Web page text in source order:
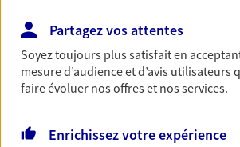
Violaine Delaigue
Partagez vos attentes
Soyez toujours plus satisfait en
mesure d’audience et d’avis utilisateurs
faire évoluer nos offres et nos services.
Enrichissez votre expérience